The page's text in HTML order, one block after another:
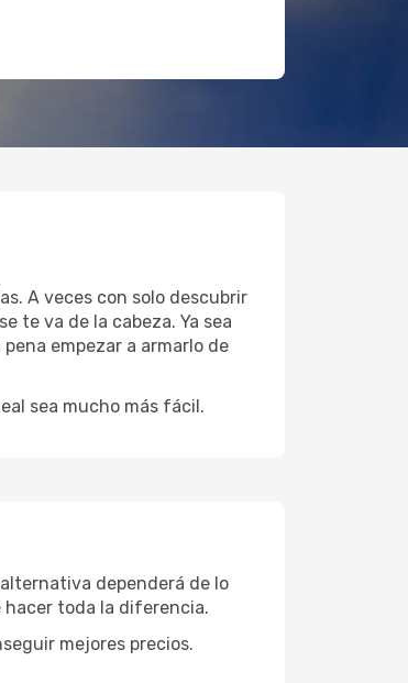
A veces con solo descubrir
te va de la cabeza. Ya sea
empezar a armarlo de
sea mucho más fácil.
dependerá de lo
hacer toda la diferencia.
mejores precios.